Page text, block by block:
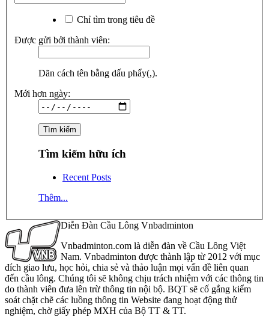
Chỉ tìm trong tiêu đề
Được gửi bởi thành viên:
Dãn cách tên bằng dấu phẩy(,).
Mới hơn ngày:
Tìm kiếm hữu ích
Recent Posts
Thêm...
Diễn Đàn Cầu Lông Vnbadminton
Vnbadminton.com là diễn đàn về Cầu Lông Việt
Nam. Vnbadminton được thành lập từ 2012 với mục
đích giao lưu, học hỏi, chia sẻ và thảo luận mọi vấn đề liên quan
đến cầu lông. Chúng tôi sẽ không chịu trách nhiệm với các thông tin
do thành viên đưa lên trừ thông tin nội bộ. BQT sẽ cố gắng kiểm
soát chặt chẽ các luồng thông tin Website đang hoạt động thử
nghiệm, chờ giấy phép MXH của Bộ TT & TT.